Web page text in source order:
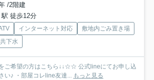
/2階建
徒歩12分
インターネット対応
敷地内ごみ置き場
下水
ご希望の方はこちら↓↓☆☆ 公式lineにてお申し込
い♪ ・部屋コレline友達... もっと見る